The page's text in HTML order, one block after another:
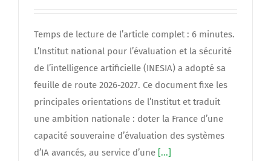
Temps de lecture de l’article complet : 6 minutes.
L’Institut national pour l’évaluation et la sécurité
de l’intelligence artificielle (INESIA) a adopté sa
feuille de route 2026-2027. Ce document fixe les
principales orientations de l’Institut et traduit
une ambition nationale : doter la France d’une
capacité souveraine d’évaluation des systèmes
d’IA avancés, au service d’une [...]